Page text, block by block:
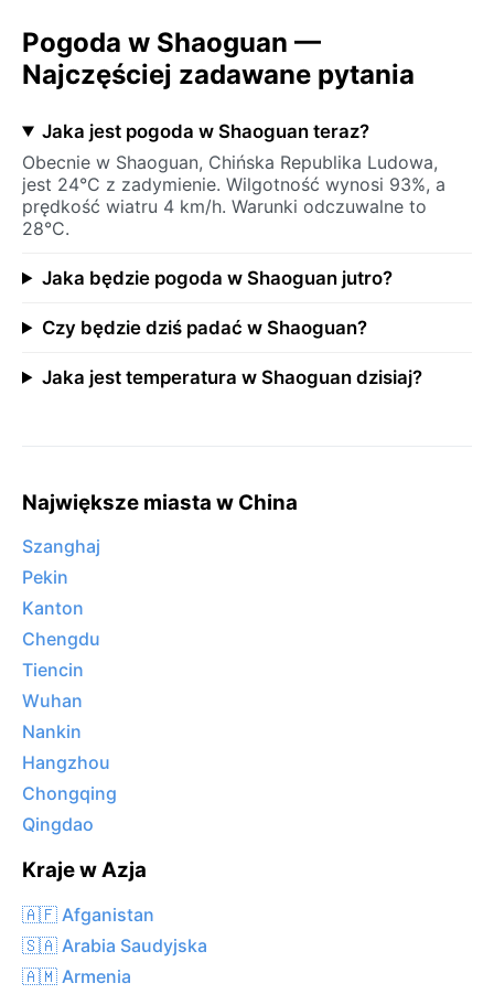
Pogoda w Shaoguan —
Najczęściej zadawane pytania
Jaka jest pogoda w Shaoguan teraz?
Obecnie w Shaoguan, Chińska Republika Ludowa,
jest 24°C z zadymienie. Wilgotność wynosi 93%, a
prędkość wiatru 4 km/h. Warunki odczuwalne to
28°C.
Jaka będzie pogoda w Shaoguan jutro?
Czy będzie dziś padać w Shaoguan?
Jaka jest temperatura w Shaoguan dzisiaj?
Największe miasta w China
Szanghaj
Pekin
Kanton
Chengdu
Tiencin
Wuhan
Nankin
Hangzhou
Chongqing
Qingdao
Kraje w Azja
🇦🇫 Afganistan
🇸🇦 Arabia Saudyjska
🇦🇲 Armenia